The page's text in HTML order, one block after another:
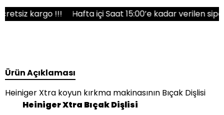
kargo !!! Hafta içi Saat 15:00’e kadar verilen
Ürün Açıklaması
Heiniger Xtra koyun kırkma makinasının Bıçak Dişlisi
Heiniger Xtra Bıçak Dişlisi